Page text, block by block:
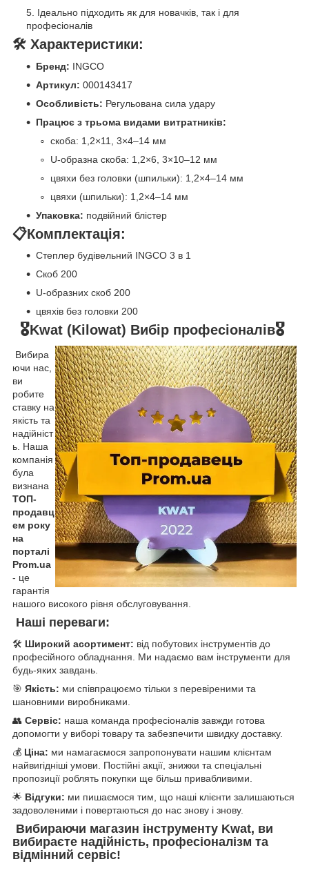
Ідеально підходить як для новачків, так і для
професіоналів
🛠️ Характеристики:
Бренд: INGCO
Артикул: 000143417
Особливість: Регульована сила удару
Працює з трьома видами витратників:
скоба: 1,2×11, 3×4–14 мм
U-образна скоба: 1,2×6, 3×10–12 мм
цвяхи без головки (шпильки): 1,2×4–14 мм
цвяхи (шпильки): 1,2×4–14 мм
Упаковка: подвійний блістер
📋Комплектація:
Степлер будівельний INGCO 3 в 1
Скоб 200
U-образних скоб 200
цвяхів без головки 200
🎖️Kwat (Kilowat) Вибір професіоналів🎖️
Вибира
ючи нас,
ви
робите
ставку на
якість та
надійніст
ь. Наша
компанія
була
визнана
ТОП-
продавц
ем року
на
порталі
Prom.ua
- це
гарантія
нашого високого рівня обслуговування.
Наші переваги:
🛠️ Широкий асортимент: від побутових інструментів до
професійного обладнання. Ми надаємо вам інструменти для
будь-яких завдань.
🎯 Якість: ми співпрацюємо тільки з перевіреними та
шановними виробниками.
👥 Сервіс: наша команда професіоналів завжди готова
допомогти у виборі товару та забезпечити швидку доставку.
💰 Ціна: ми намагаємося запропонувати нашим клієнтам
найвигідніші умови. Постійні акції, знижки та спеціальні
пропозиції роблять покупки ще більш привабливими.
🌟 Відгуки: ми пишаємося тим, що наші клієнти залишаються
задоволеними і повертаються до нас знову і знову.
Вибираючи магазин інструменту Kwat, ви
вибираєте надійність, професіоналізм та
відмінний сервіс!